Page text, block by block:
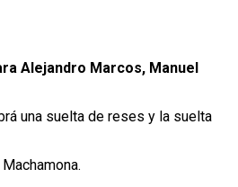
Alejandro Marcos, Manuel
una suelta de reses y la suelta